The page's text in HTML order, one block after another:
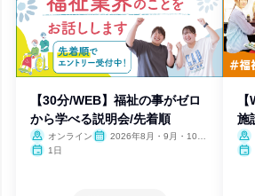
【30分/WEB】福祉の事がゼロ
から学べる説明会/先着順
オンライン
2026年8月・9月・10
1日
施